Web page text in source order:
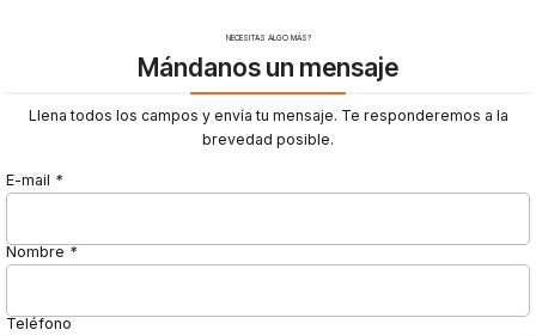
NECESITAS ALGO MÁS?
Mándanos un mensaje
Llena todos los campos y envía tu mensaje. Te responderemos a la
brevedad posible.
E-mail *
Nombre*
Teléfono